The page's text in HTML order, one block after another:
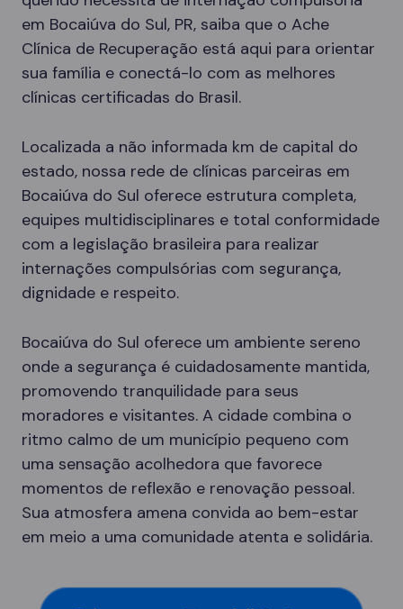
em Bocaiúva do Sul, PR, saiba que o Ache
Clínica de Recuperação está aqui para orientar
sua família e conectá-lo com as melhores
clínicas certificadas do Brasil.
Localizada a não informada km de capital do
estado, nossa rede de clínicas parceiras em
Bocaiúva do Sul oferece estrutura completa,
equipes multidisciplinares e total conformidade
com a legislação brasileira para realizar
internações compulsórias com segurança,
dignidade e respeito.
Bocaiúva do Sul oferece um ambiente sereno
onde a segurança é cuidadosamente mantida,
promovendo tranquilidade para seus
moradores e visitantes. A cidade combina o
ritmo calmo de um município pequeno com
uma sensação acolhedora que favorece
momentos de reflexão e renovação pessoal.
Sua atmosfera amena convida ao bem-estar
em meio a uma comunidade atenta e solidária.